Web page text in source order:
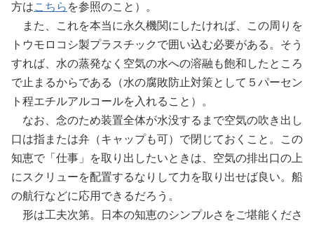
方はこちら を参照のこと）。
また、これを本当に永久機関にしたければ、この周りを
トウモロコシ製プラスチックで囲い込む必要がある。そう
すれば、水の蒸発なく空気の水への溶融も飽和したところ
で止まるからである（水の腐敗防止対策として５パーセン
ト程エチルアルコールを入れること）。
なお、念のため装置全体が水没するまで空気の吹き出し
口は指または弁（キャップも可）で閉じておくこと。この
知恵で「仕事」を取り出したいときは、空気の排出口の上
にスクリューを配置するなりして力を取り出せば良い。船
の航行などに応用できるだろう。
形は工夫次第。日本の知恵のシンプルさをご堪能くださ